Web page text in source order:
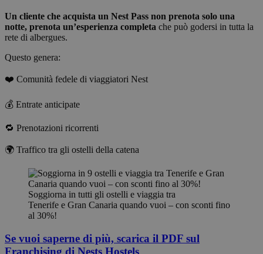
Un cliente che acquista un Nest Pass non prenota solo una
notte, prenota un’esperienza completa che può godersi in tutta la
rete di albergues.
Questo genera:
❤️ Comunità fedele di viaggiatori Nest
💰 Entrate anticipate
🔁 Prenotazioni ricorrenti
🌍 Traffico tra gli ostelli della catena
Soggiorna in tutti gli ostelli e viaggia tra
Tenerife e Gran Canaria quando vuoi – con sconti fino
al 30%!
Se vuoi saperne di più, scarica il PDF sul
Franchising di Nests Hostels